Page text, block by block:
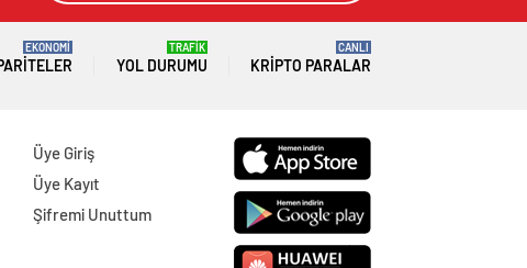
EKONOMİ
YOL DURUMU
TRAFİK
KRIPTO PARALAR
CANLI
Üye Giriş
Üye Kayıt
Şifremi Unuttum